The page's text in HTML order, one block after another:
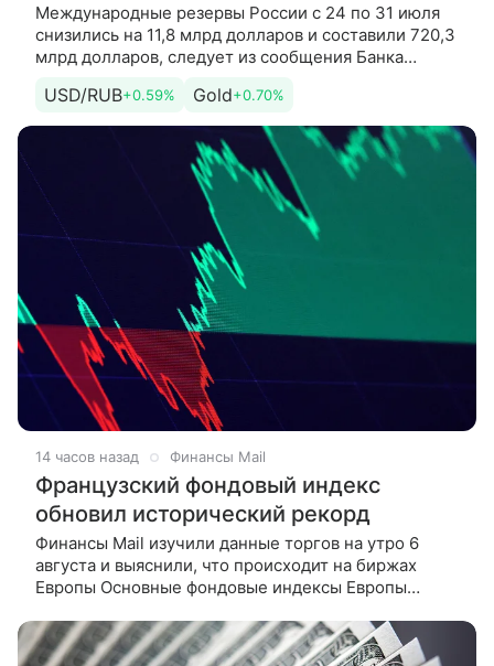
Международные резервы России с 24 по 31 июля
снизились на 11,8 млрд долларов и составили 720,3
млрд долларов, следует из сообщения Банка
на конец дня 31 июля
USD/RUB+0.59% Gold+0.70%
14 часов назад Финансы Mail
Французский фондовый индекс
обновил исторический рекорд
Финансы Mail изучили данные торгов на утро 6
августа и выяснили, что происходит на биржах
Европы Основные фондовые индексы Европы
CAC 40 обновил